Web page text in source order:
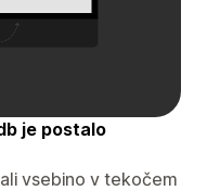
je postalo
vsebino v tekočem